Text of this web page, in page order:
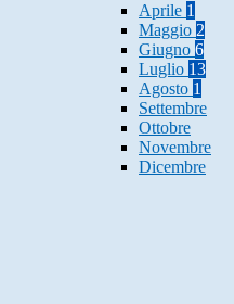
Aprile 1
Maggio 2
Giugno 6
Luglio 13
Agosto 1
Settembre
Ottobre
Novembre
Dicembre